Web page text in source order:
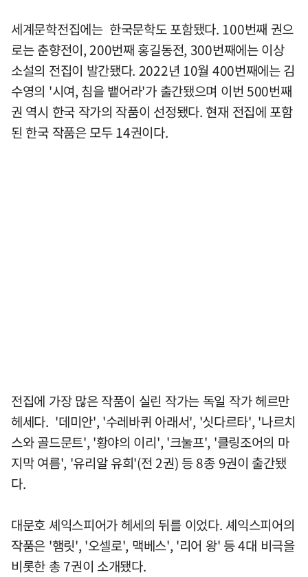
세계문학전집에는 한국문학도 포함됐다. 100번째 권으
로는 춘향전이, 200번째 홍길동전, 300번째에는 이상
소설의 전집이 발간됐다. 2022년 10월 400번째에는 김
수영의 '시여, 침을 뱉어라'가 출간됐으며 이번 500번째
권 역시 한국 작가의 작품이 선정됐다. 현재 전집에 포함
된 한국 작품은 모두 14권이다.
전집에 가장 많은 작품이 실린 작가는 독일 작가 헤르만
헤세다. '데미안', '수레바퀴 아래서', '싯다르타', '나르치
스와 골드문트', '황야의 이리', '크눌프', '클링조어의 마
지막 여름', '유리알 유희'(전 2권) 등 8종 9권이 출간됐
다.
대문호 셰익스피어가 헤세의 뒤를 이었다. 셰익스피어의
작품은 '햄릿', '오셀로', 맥베스', '리어 왕' 등 4대 비극을
비롯한 총 7권이 소개됐다.